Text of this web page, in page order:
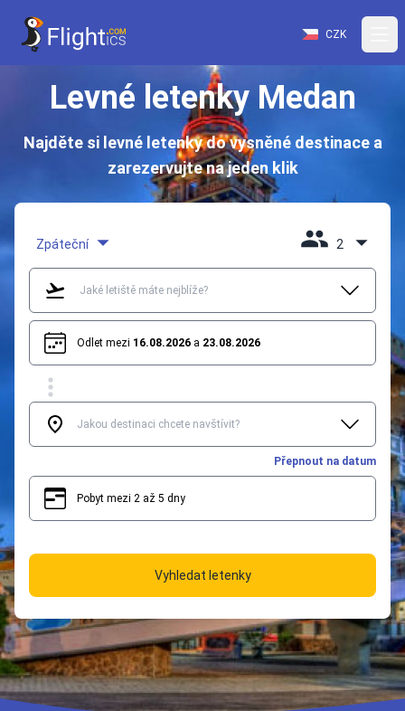
CZK
Levné letenky Medan
Najděte si levné letenky do vysněné destinace a
zarezervujte na jeden klik
Zpáteční 2
Odlet mezi 16.08.2026 a 23.08.2026
Přepnout na datum
Pobyt mezi 2 až 5 dny
Vyhledat letenky